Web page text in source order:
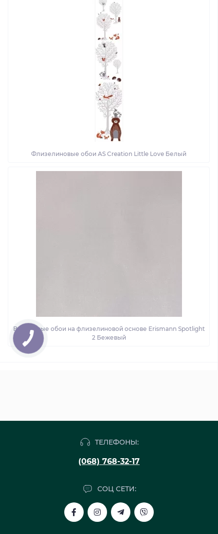
Флизелиновые обои AS Creation Little Love Белый
Виниловые обои на флизелиновой основе Erismann Spotlight
2 Бежевый
ТЕЛЕФОНЫ:
(068) 768-32-17
СОЦ СЕТИ: